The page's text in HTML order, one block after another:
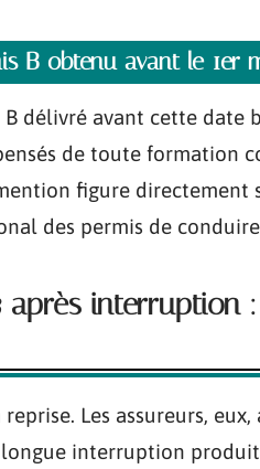
B obtenu avant le 1er
délivré avant cette date
de toute formation
figure
des permis de
après
Les assureurs,
interruption